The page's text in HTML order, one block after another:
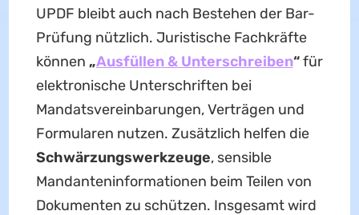
UPDF bleibt auch nach Bestehen der Bar-
Prüfung nützlich. Juristische Fachkräfte
können „Ausfüllen & Unterschreiben“für
elektronische Unterschriften bei
Mandatsvereinbarungen, Verträgen und
Formularen nutzen. Zusätzlich helfen die
Schwärzungswerkzeuge, sensible
Mandanteninformationen beim Teilen von
Dokumenten zu schützen. Insgesamt wird